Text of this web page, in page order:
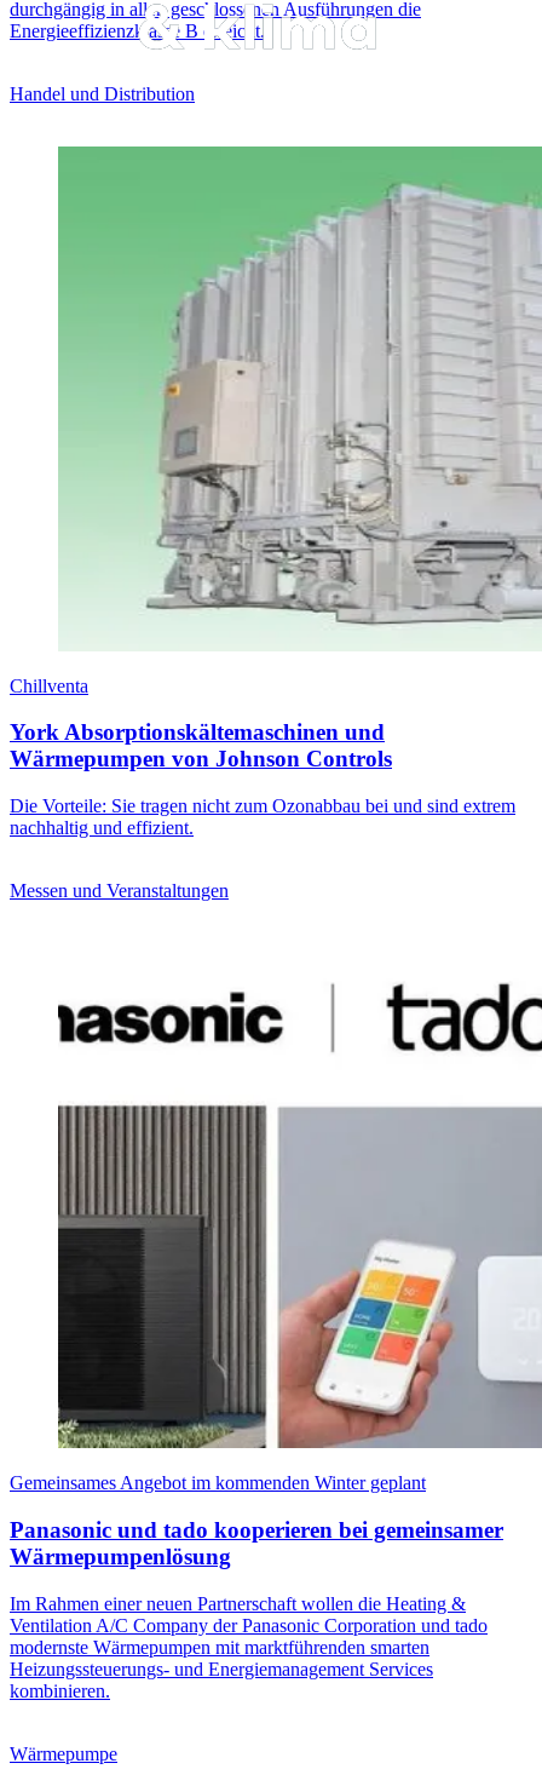
durchgängig in allen geschlossenen Ausführungen die
Energieeffizienzklasse B erreicht.
Handel und Distribution
Chillventa
York Absorptionskältemaschinen und
Wärmepumpen von Johnson Controls
Die Vorteile: Sie tragen nicht zum Ozonabbau bei und sind extrem
nachhaltig und effizient.
Messen und Veranstaltungen
Gemeinsames Angebot im kommenden Winter geplant
Panasonic und tado kooperieren bei gemeinsamer
Wärmepumpenlösung
Im Rahmen einer neuen Partnerschaft wollen die Heating &
Ventilation A/C Company der Panasonic Corporation und tado
modernste Wärmepumpen mit marktführenden smarten
Heizungssteuerungs- und Energiemanagement Services
kombinieren.
Wärmepumpe